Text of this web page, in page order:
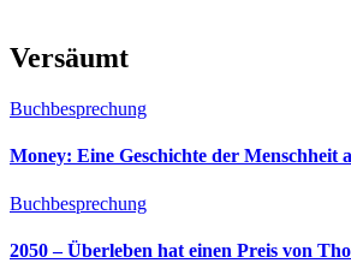
Versäumt
Buchbesprechung
Money: Eine Geschichte der Menschheit
Buchbesprechung
2050 – Überleben hat einen Preis von